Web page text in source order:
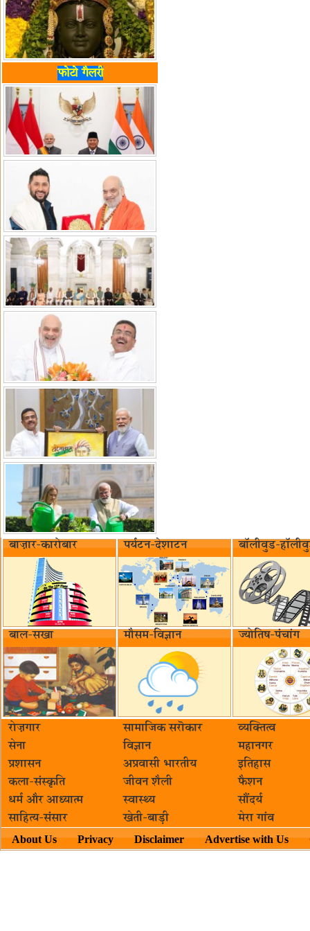
फोटो गैलरी
बाज़ार-कारोबार पर्यटन-देशाटन बॉलीवुड-
बाल-सखा मौसम-विज्ञान ज्योतिष-पंचांग
रोज़गार सामाजिक सरॊकार‌
व्यक्तित्व
सेना
विज्ञान
महानगर
प्रशासन
अप्रवासी भारतीय
इतिहास
कला-संस्कृति
जीवन शैली
फैशन
धर्म और आध्यात्म
स्वास्थ्य
सौंदर्य
साहित्य-संसार
खेती-बाड़ी मेरा गांव
About Us Privacy Disclaimer Advertise with Us